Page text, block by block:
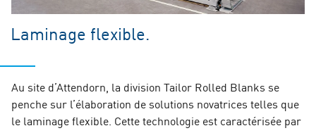
Laminage flexible.
Au site d’Attendorn, la division Tailor Rolled Blanks se
penche sur l’élaboration de solutions novatrices telles que
le laminage flexible. Cette technologie est caractérisée par